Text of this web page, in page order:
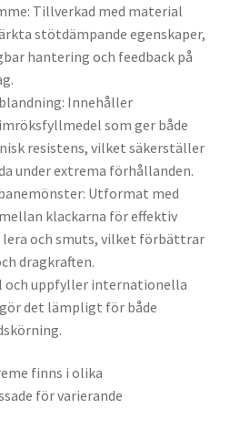
Tillverkad med material
stötdämpande egenskaper,
hantering och feedback på
Innehåller
som ger både
resistens, vilket säkerställer
under extrema förhållanden.
Utformat med
klackarna för effektiv
och smuts, vilket förbättrar
dragkraften.
och uppfyller internationella
det lämpligt för både
finns i olika
för varierande